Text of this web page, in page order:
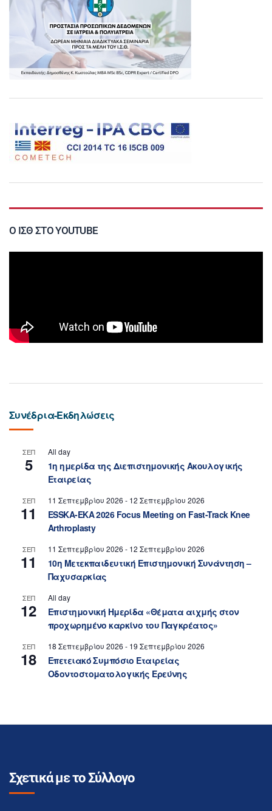
Ο ΙΣΘ ΣΤΟ YOUTUBE
Συνέδρια-Εκδηλώσεις
ΣΕΠ
5
All day
1η ημερίδα της Διεπιστημονικής Ακουλογικής
Εταιρείας
ΣΕΠ
11
11 Σεπτεμβρίου 2026 - 12 Σεπτεμβρίου 2026
ESSKA-EKA 2026 Focus Meeting on Fast-Track Knee
Arthroplasty
ΣΕΠ
11
11 Σεπτεμβρίου 2026 - 12 Σεπτεμβρίου 2026
10η Μετεκπαιδευτική Επιστημονική Συνάντηση –
Παχυσαρκίας
ΣΕΠ
12
All day
Επιστημονική Ημερίδα «Θέματα αιχμής στον
προχωρημένο καρκίνο του Παγκρέατος»
ΣΕΠ
18
18 Σεπτεμβρίου 2026 - 19 Σεπτεμβρίου 2026
Επετειακό Συμπόσιο Εταιρείας
Οδοντοστοματολογικής Ερεύνης
Σχετικά με το Σύλλογο